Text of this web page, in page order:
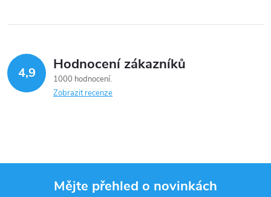
4,9 Hodnocení zákazníků
1000 hodnocení
Zobrazit recenze
Mějte přehled o novinkách